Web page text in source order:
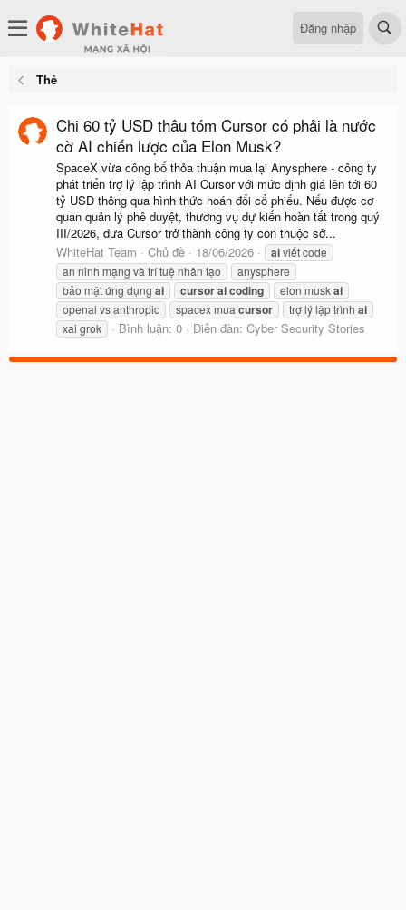
Đăng nhập
Thẻ
Chi 60 tỷ USD thâu tóm Cursor có phải là nước
cờ AI chiến lược của Elon Musk?
SpaceX vừa công bố thỏa thuận mua lại Anysphere - công ty
phát triển trợ lý lập trình AI Cursor với mức định giá lên tới 60
tỷ USD thông qua hình thức hoán đổi cổ phiếu. Nếu được cơ
quan quản lý phê duyệt, thương vụ dự kiến hoàn tất trong quý
III/2026, đưa Cursor trở thành công ty con thuộc sở...
WhiteHat Team
Chủ đề 18/06/2026 aiviết code
an ninh mạng và trí tuệ nhân tạo
anysphere
bảo mật ứng dụng ai cursoraicoding elon muskai
openai vs anthropic spacex mua cursor trợ lý lập trình ai
xai grok Bình luận: 0 Diễn đàn: Cyber Security Stories